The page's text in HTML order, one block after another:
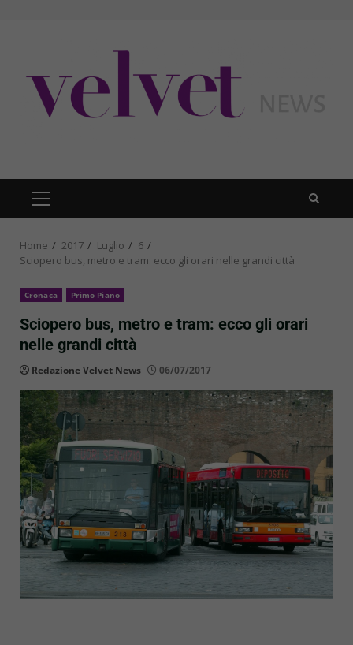
PRIMARY
MENU
Home 2017 Luglio
6
Sciopero bus, metro e tram: ecco gli orari nelle grandi città
Cronaca Primo Piano
Sciopero bus, metro e tram: ecco gli orari
nelle grandi città
Redazione Velvet News 06/07/2017